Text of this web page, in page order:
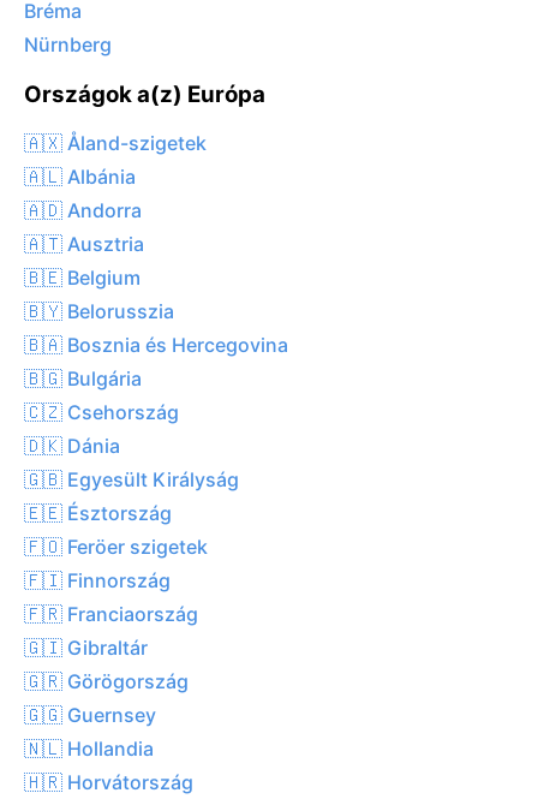
Bréma
Nürnberg
Országok a(z) Európa
🇦🇽 Åland-szigetek
🇦🇱 Albánia
🇦🇩 Andorra
🇦🇹 Ausztria
🇧🇪 Belgium
🇧🇾 Belorusszia
🇧🇦 Bosznia és Hercegovina
🇧🇬 Bulgária
🇨🇿 Csehország
🇩🇰 Dánia
🇬🇧 Egyesült Királyság
🇪🇪 Észtország
🇫🇴 Feröer szigetek
🇫🇮 Finnország
🇫🇷 Franciaország
🇬🇮 Gibraltár
🇬🇷 Görögország
🇬🇬 Guernsey
🇳🇱 Hollandia
🇭🇷 Horvátország